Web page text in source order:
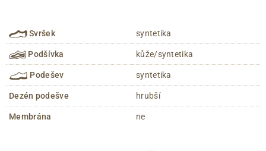
Svršek syntetika
Podšívka kůže/syntetika
Podešev syntetika
Dezén podešve hrubší
Membrána ne